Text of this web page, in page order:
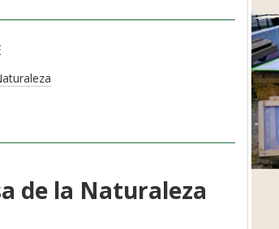
de la Naturaleza